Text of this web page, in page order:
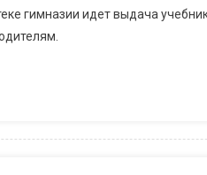
гимназии идет выдача